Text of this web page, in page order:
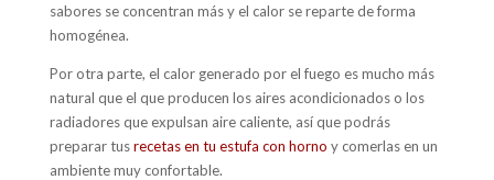
sabores se concentran más y el calor se reparte de forma
homogénea.
Por otra parte, el calor generado por el fuego es mucho más
natural que el que producen los aires acondicionados o los
radiadores que expulsan aire caliente, así que podrás
preparar tusrecetas en tu estufa con horno y comerlas en un
ambiente muy confortable.